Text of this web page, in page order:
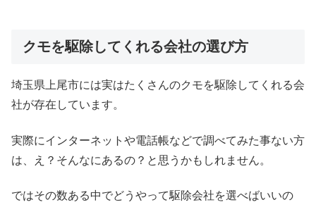
クモを駆除してくれる会社の選び方
埼玉県上尾市には実はたくさんのクモを駆除してくれる会
社が存在しています。
実際にインターネットや電話帳などで調べてみた事ない方
は、え？そんなにあるの？と思うかもしれません。
ではその数ある中でどうやって駆除会社を選べばいいの